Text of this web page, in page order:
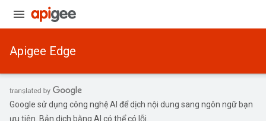
Apigee Edge
Google sử dụng công nghệ AI để dịch nội dung sang ngôn ngữ bạn
ưu tiên. Bản dịch bằng AI có thể có lỗi.